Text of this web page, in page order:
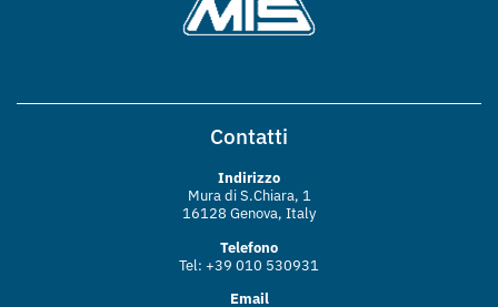
Contatti
Indirizzo
Mura di S.Chiara, 1
16128 Genova, Italy
Telefono
Tel: +39 010 530931
Email